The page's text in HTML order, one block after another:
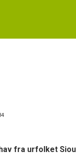
fra urfolket